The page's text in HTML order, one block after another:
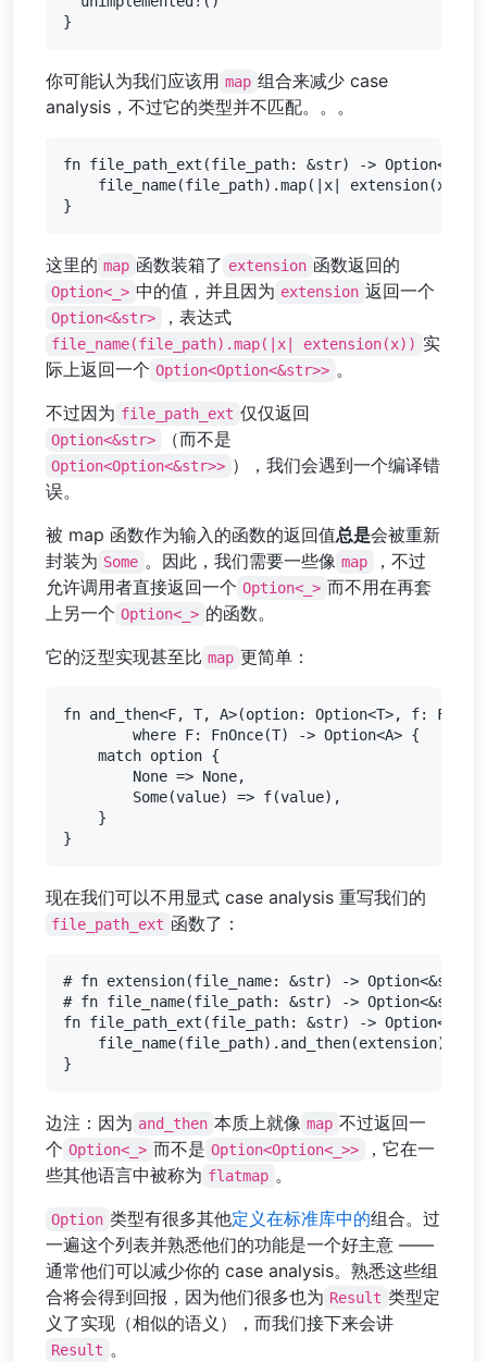
你可能认为我们应该用 map 组合来减少 case
analysis，不过它的类型并不匹配。。。
fn file_path_ext(file_path: &str) ->
file_name(file_path).map(|x| extension(x))
这里的 map 函数装箱了 extension 函数返回的
Option<_> 中的值，并且因为 extension 返回一个
Option<&str> ，表达式
file_name(file_path).map(|x| extension(x)) 实
际上返回一个 Option<Option<&str>> 。
不过因为 file_path_ext 仅仅返回
Option<&str> （而不是
Option<Option<&str>> ），我们会遇到一个编译错
误。
被 map 函数作为输入的函数的返回值总是会被重新
封装为 Some 。因此，我们需要一些像 map
，不过
允许调用者直接返回一个 Option<_> 而不用在再套
上另一个 Option<_> 的函数。
它的泛型实现甚至比 map 更简单：
fn and_then<F, T, A>(option: Option<T>, f: F) ->
        where F: FnOnce(T) -> Option<A> {
    match option {
        None => None,
        Some(value) => f(value),
    }
现在我们可以不用显式 case analysis 重写我们的
file_path_ext 函数了：
# fn extension(file_name: &str) -> Option<&str>
# fn file_name(file_path: &str) -> Option<&str>
fn file_path_ext(file_path: &str) ->
    file_name(file_path).and_then(extension)
边注：因为 and_then 本质上就像 map 不过返回一
个 Option<_> 而不是 Option<Option<_>>
，它在一
些其他语言中被称为 flatmap 。
Option 类型有很多其他定义在标准库中的组合。过
一遍这个列表并熟悉他们的功能是一个好主意 ——
通常他们可以减少你的 case analysis。熟悉这些组
合将会得到回报，因为他们很多也为 Result 类型定
义了实现（相似的语义），而我们接下来会讲
Result 。